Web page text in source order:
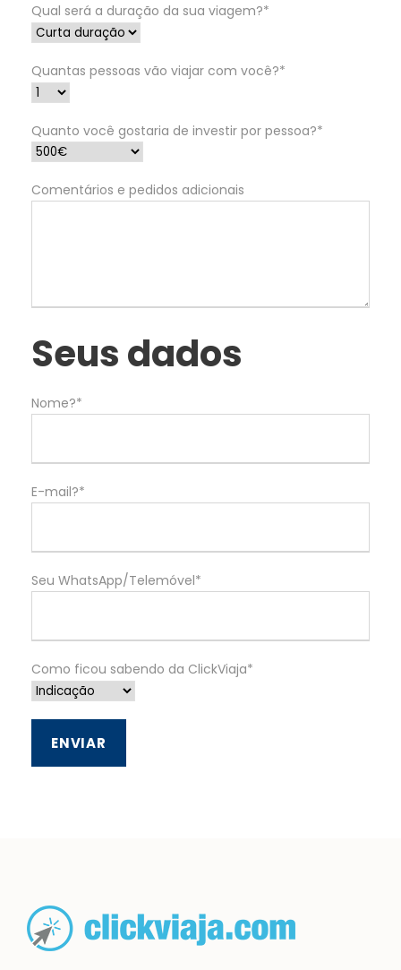
Qual será a duração da sua viagem?*
Quantas pessoas vão viajar com você?*
Quanto você gostaria de investir por pessoa?*
Comentários e pedidos adicionais
Seus dados
Nome?*
E-mail?*
Seu WhatsApp/Telemóvel*
Como ficou sabendo da ClickViaja*